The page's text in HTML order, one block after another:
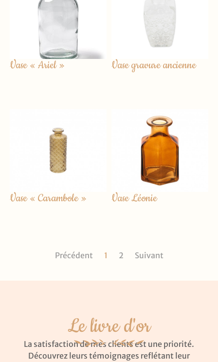
Vase « Ariel » Vase gravure ancienne
Vase « Carambole » Vase Léonie
Précédent 1 2 Suivant
Le livre d'or
La satisfaction de mes clients est une priorité.
Découvrez leurs témoignages reflétant leur